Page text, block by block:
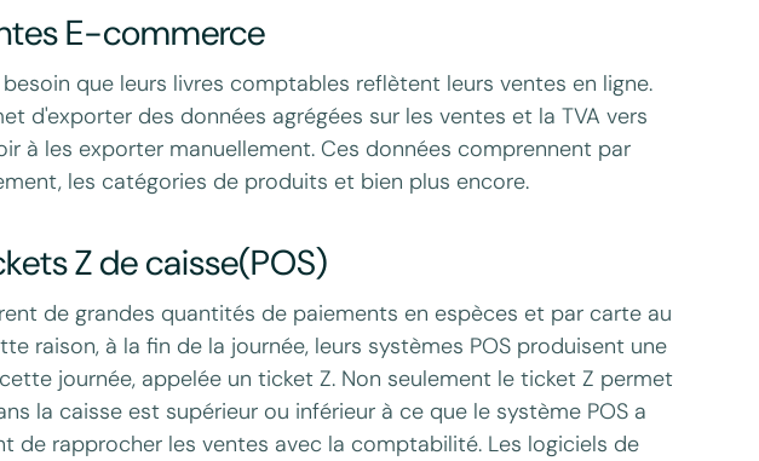
E-commerce
que leurs livres comptables reflètent leurs ventes en ligne.
d'exporter des données agrégées sur les ventes et la TVA vers
à les exporter manuellement. Ces données comprennent par
les catégories de produits et bien plus encore.
Z de caisse(POS)
de grandes quantités de paiements en espèces et par carte au
raison, à la fin de la journée, leurs systèmes POS produisent une
journée, appelée un ticket Z. Non seulement le ticket Z permet
la caisse est supérieur ou inférieur à ce que le système POS a
de rapprocher les ventes avec la comptabilité. Les logiciels de